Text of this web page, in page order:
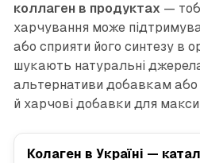
коллаген в продуктах —
харчування може
або сприяти його синтезу в
шукають натуральні
альтернативи добавкам або
й харчові добавки для
Колаген в Україні —